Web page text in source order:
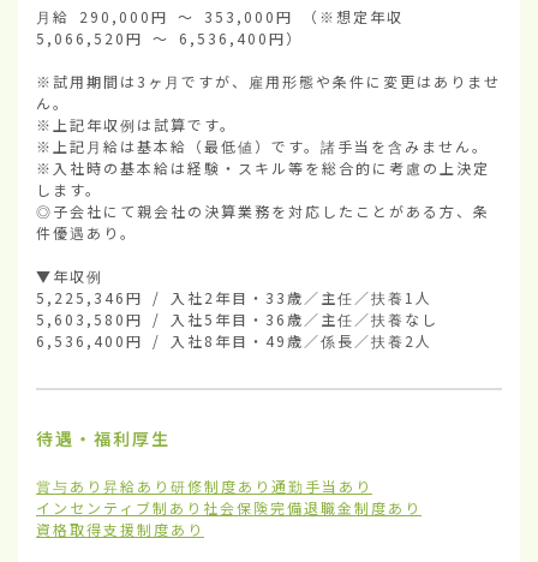
月給 290,000円 ～ 353,000円 （※想定年収
5,066,520円 ～ 6,536,400円）
※試用期間は3ヶ月ですが、雇用形態や条件に変更はありませ
ん。
※上記年収例は試算です。
※上記月給は基本給（最低値）です。諸手当を含みません。
※入社時の基本給は経験・スキル等を総合的に考慮の上決定
します。
◎子会社にて親会社の決算業務を対応したことがある方、条
件優遇あり。
▼年収例
5,225,346円 / 入社2年目・33歳／主任／扶養1人
5,603,580円 / 入社5年目・36歳／主任／扶養なし
6,536,400円 / 入社8年目・49歳／係長／扶養2人
待遇・福利厚生
賞与あり 昇給あり 研修制度あり 通勤手当あり
インセンティブ制あり 社会保険完備退職金制度あり
資格取得支援制度あり